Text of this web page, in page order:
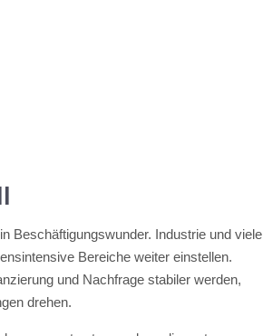
Beschäftigungswunder. Industrie und viele
Bereiche weiter einstellen.
und Nachfrage stabiler werden,
drehen.